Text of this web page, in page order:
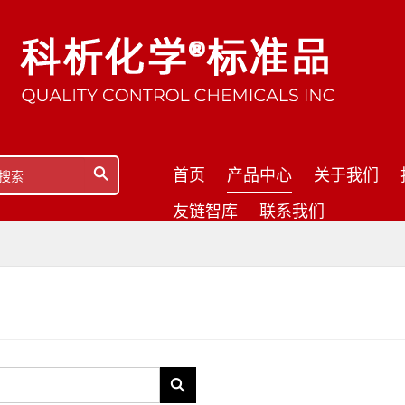
首页 产品中心 关于我们
友链智库
联系我们